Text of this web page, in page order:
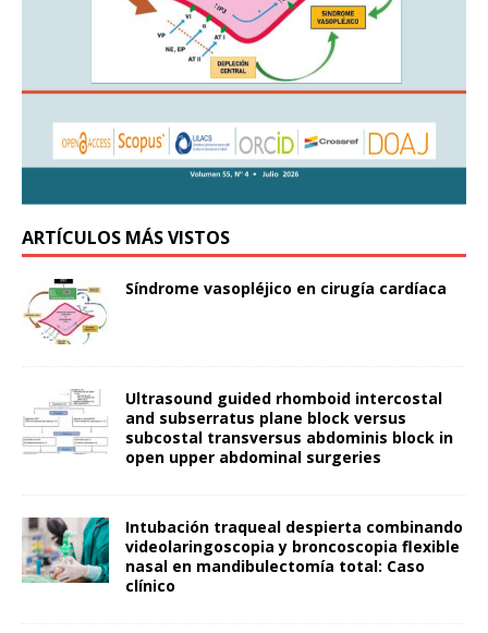
ARTÍCULOS MÁS VISTOS
Síndrome vasopléjico en cirugía cardíaca
Ultrasound guided rhomboid intercostal
and subserratus plane block versus
subcostal transversus abdominis block in
open upper abdominal surgeries
Intubación traqueal despierta combinando
videolaringoscopia y broncoscopia flexible
nasal en mandibulectomía total: Caso
clínico